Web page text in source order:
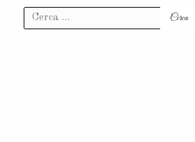
Ricerca
per: